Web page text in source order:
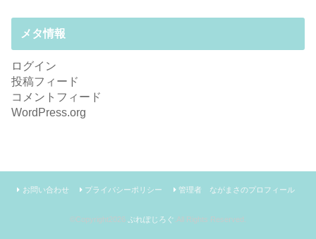
メタ情報
ログイン
投稿フィード
コメントフィード
WordPress.org
お問い合わせ プライバシーポリシー 管理者 ながまさのプロフィール
©Copyright2026 ぷれぽじろぐ .All Rights Reserved.